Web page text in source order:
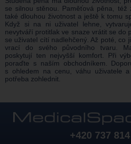
se silnou stěnou. Paměťová pěna,
také dlouhou životnost a ještě k tomu
Když si na ni uživatel lehne,
nevytváří protitlak ve snaze vrátit se do
se uživatel cítí nadlehčený. Až poté, co
vrací do svého původního tvaru.
poskytují ten nejvyšší komfort. Při
poraďte s naším obchodníkem.
s ohledem na cenu, váhu uživatele
potřeba zohlednit.
+420 737